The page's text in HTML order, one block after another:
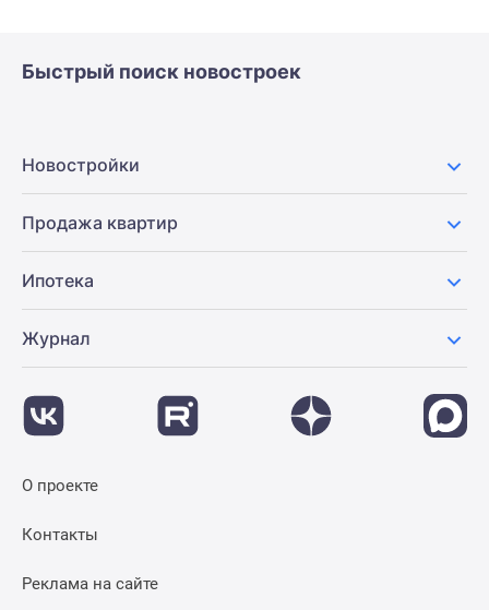
Быстрый поиск новостроек
Новостройки
Продажа квартир
Ипотека
Журнал
О проекте
Контакты
Реклама на сайте